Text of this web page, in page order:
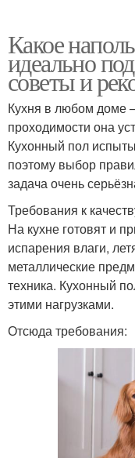
Какое
идеально
советы и
Кухня в любом доме
проходимости она
Кухонный пол
поэтому выбор
задача очень
Требования к
На кухне готовят и
испарения влаги,
металлические
техника. Кухонный
этими нагрузками.
Отсюда требования: